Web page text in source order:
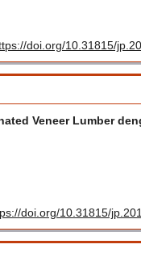
doi.org/10.31815/
Veneer Lumber
doi.org/10.31815/